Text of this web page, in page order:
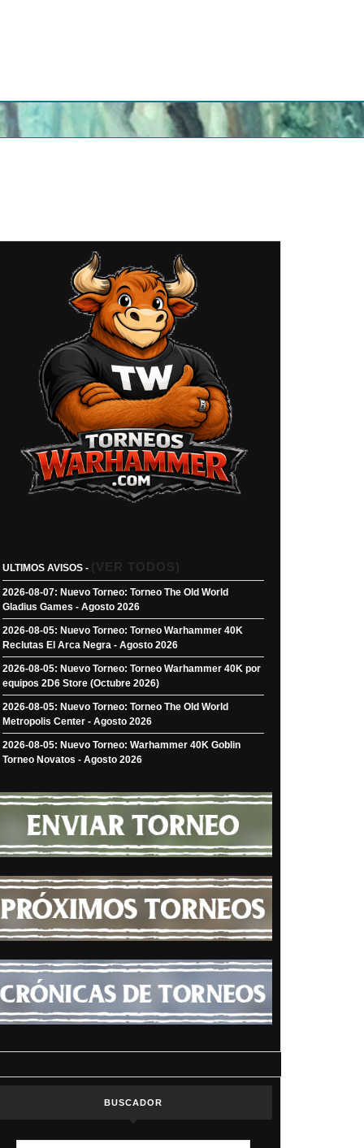
ULTIMOS AVISOS - (VER TODOS)
2026-08-07: Nuevo Torneo: Torneo The Old World
Gladius Games - Agosto 2026
2026-08-05: Nuevo Torneo: Torneo Warhammer 40K
Reclutas El Arca Negra - Agosto 2026
2026-08-05: Nuevo Torneo: Torneo Warhammer 40K por
equipos 2D6 Store (Octubre 2026)
2026-08-05: Nuevo Torneo: Torneo The Old World
Metropolis Center - Agosto 2026
2026-08-05: Nuevo Torneo: Warhammer 40K Goblin
Torneo Novatos - Agosto 2026
BUSCADOR